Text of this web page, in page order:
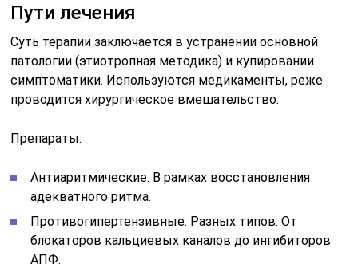
Пути лечения
Суть терапии заключается в устранении основной
патологии (этиотропная методика) и купировании
симптоматики. Используются медикаменты, реже
проводится хирургическое вмешательство.
Препараты:
Антиаритмические. В рамках восстановления
адекватного ритма.
Противогипертензивные. Разных типов. От
блокаторов кальциевых каналов до ингибиторов
АПФ.